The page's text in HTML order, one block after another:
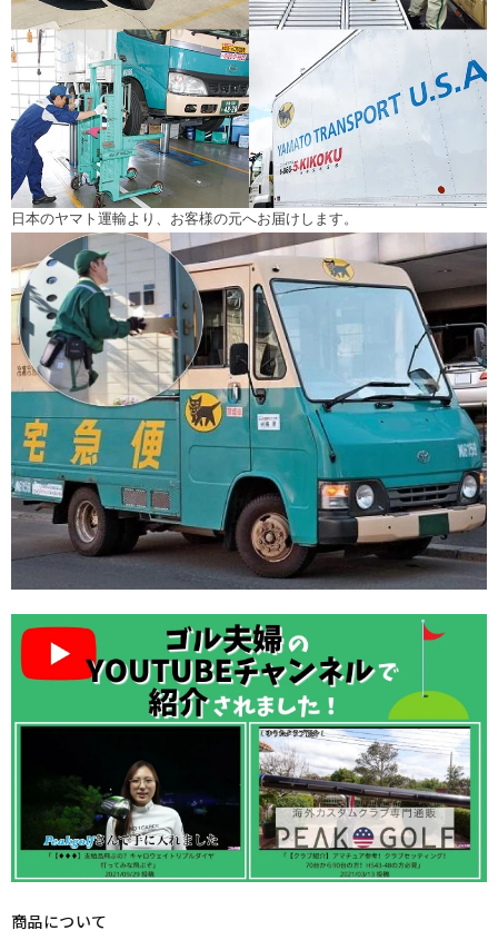
日本のヤマト運輸より、お客様の元へお届けします。
商品について